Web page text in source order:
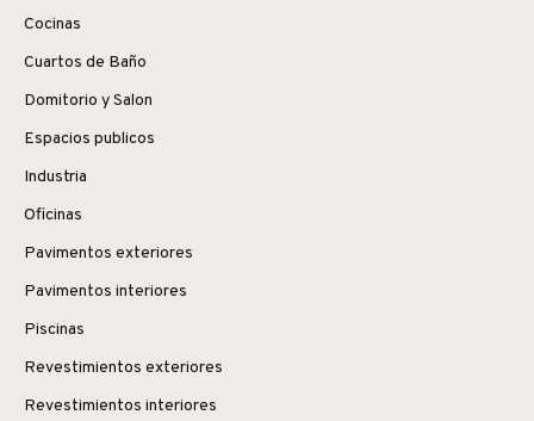
Cocinas
Cuartos de Baño
Domitorio y Salon
Espacios publicos
Industria
Oficinas
Pavimentos exteriores
Pavimentos interiores
Piscinas
Revestimientos exteriores
Revestimientos interiores